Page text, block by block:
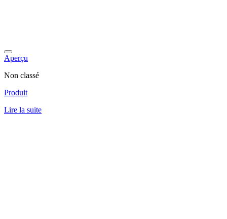
Aperçu
Non classé
Produit
Lire la suite